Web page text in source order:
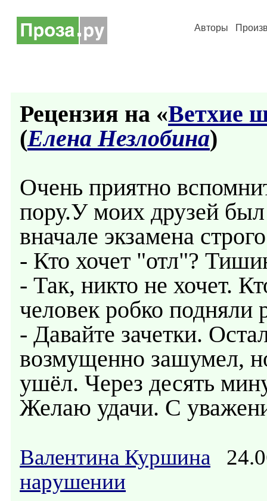
Авторы
Рецензия на «Ветхие
(Елена Незлобина)
Очень приятно
пору.У моих друзей
вначале экзамена
- Кто хочет "отл"?
- Так, никто не хочет.
человек робко подняли
- Давайте зачетки.
возмущенно зашумел,
ушёл. Через десять
Желаю удачи. С
Валентина Куршина
нарушении